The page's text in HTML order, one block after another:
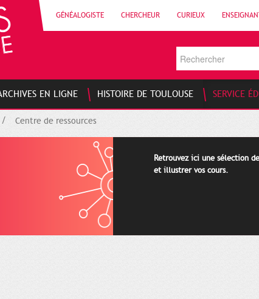
GÉNÉALOGISTE CHERCHEUR CURIEUX
EN LIGNE HISTOIRE DE TOULOUSE SERVICE
Centre de ressources
Retrouvez ici une sélection
et illustrer vos cours.